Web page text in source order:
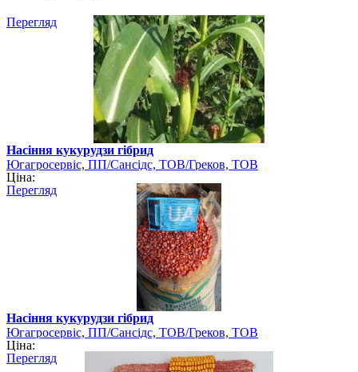
Перегляд
Насіння кукурудзи гібрид
Югагросервіс, ПП/Сансідс, ТОВ/Греков, ТОВ
Ціна:
Перегляд
Насіння кукурудзи гібрид
Югагросервіс, ПП/Сансідс, ТОВ/Греков, ТОВ
Ціна:
Перегляд